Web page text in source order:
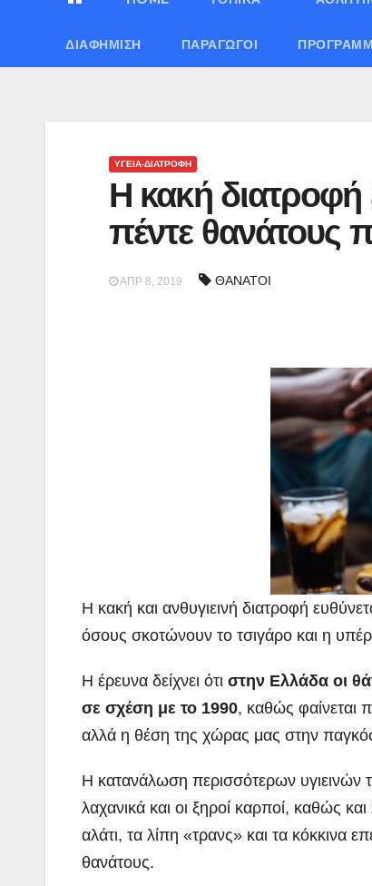
ΔΙΑΦΉΜΙΣΗ ΠΑΡΑΓΩΓΟΊ
ΥΓΕΙΑ-ΔΙΑΤΡΟΦΗ
Η κακή διατροφή
πέντε θανάτους
ΑΠΡ 8, 2019 ΘΑΝΑΤΟΙ
Η κακή και ανθυγιεινή διατροφή
όσους σκοτώνουν το τσιγάρο και η
Η έρευνα δείχνει ότι στην Ελλάδα οι
σε σχέση με το 1990, καθώς φαίνεται
αλλά η θέση της χώρας μας στην
Η κατανάλωση περισσότερων υγιεινών
λαχανικά και οι ξηροί καρποί, καθώς
αλάτι, τα λίπη «τρανς» και τα
θανάτους.